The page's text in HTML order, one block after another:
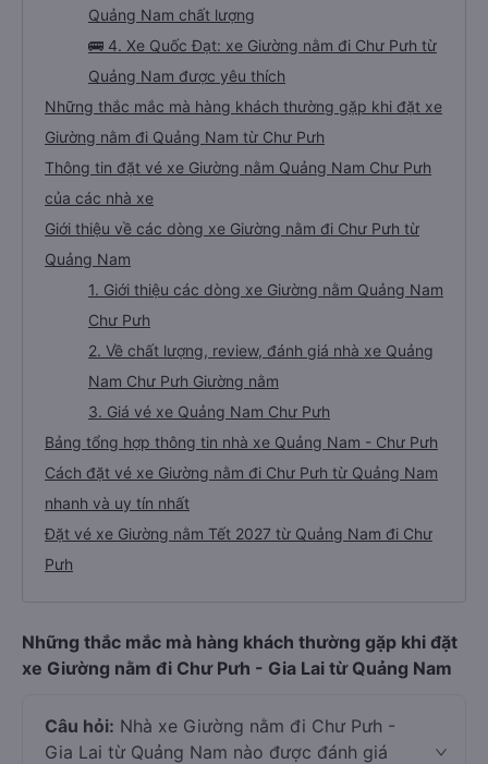
Quảng Nam chất lượng
🚌 4. Xe Quốc Đạt: xe Giường nằm đi Chư Pưh từ
Quảng Nam được yêu thích
Những thắc mắc mà hàng khách thường gặp khi đặt xe
Giường nằm đi Quảng Nam từ Chư Pưh
Thông tin đặt vé xe Giường nằm Quảng Nam Chư Pưh
của các nhà xe
Giới thiệu về các dòng xe Giường nằm đi Chư Pưh từ
Quảng Nam
1. Giới thiệu các dòng xe Giường nằm Quảng Nam
Chư Pưh
2. Về chất lượng, review, đánh giá nhà xe Quảng
Nam Chư Pưh Giường nằm
3. Giá vé xe Quảng Nam Chư Pưh
Bảng tổng hợp thông tin nhà xe Quảng Nam - Chư Pưh
Cách đặt vé xe Giường nằm đi Chư Pưh từ Quảng Nam
nhanh và uy tín nhất
Đặt vé xe Giường nằm Tết 2027 từ Quảng Nam đi Chư
Pưh
Những thắc mắc mà hàng khách thường gặp khi đặt
xe Giường nằm đi Chư Pưh - Gia Lai từ Quảng Nam
Câu hỏi: Nhà xe Giường nằm đi Chư Pưh -
Gia Lai từ Quảng Nam nào được đánh giá